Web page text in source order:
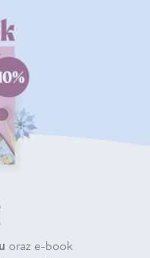
oraz e-book